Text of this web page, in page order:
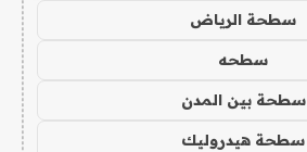
سطحة الرياض
سطحه
سطحة بين المدن
سطحة هيدروليك